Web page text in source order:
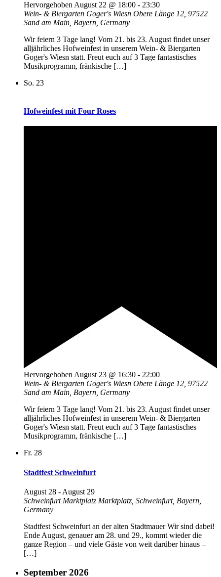
Hervorgehoben August 22 @ 18:00 - 23:30
Wein- & Biergarten Goger's Wiesn Obere Länge 12, 97522
Sand am Main, Bayern, Germany
Wir feiern 3 Tage lang! Vom 21. bis 23. August findet unser
alljährliches Hofweinfest in unserem Wein- & Biergarten
Goger's Wiesn statt. Freut euch auf 3 Tage fantastisches
Musikprogramm, fränkische […]
So. 23
Hofweinfest mit Four Roses
Hervorgehoben August 23 @ 16:30 - 22:00
Wein- & Biergarten Goger's Wiesn Obere Länge 12, 97522
Sand am Main, Bayern, Germany
Wir feiern 3 Tage lang! Vom 21. bis 23. August findet unser
alljährliches Hofweinfest in unserem Wein- & Biergarten
Goger's Wiesn statt. Freut euch auf 3 Tage fantastisches
Musikprogramm, fränkische […]
Fr. 28
Stadtfest Schweinfurt
August 28 - August 29
Schweinfurt Marktplatz Marktplatz, Schweinfurt, Bayern,
Germany
Stadtfest Schweinfurt an der alten Stadtmauer Wir sind dabei!
Ende August, genauer am 28. und 29., kommt wieder die
ganze Region – und viele Gäste von weit darüber hinaus –
[…]
September 2026